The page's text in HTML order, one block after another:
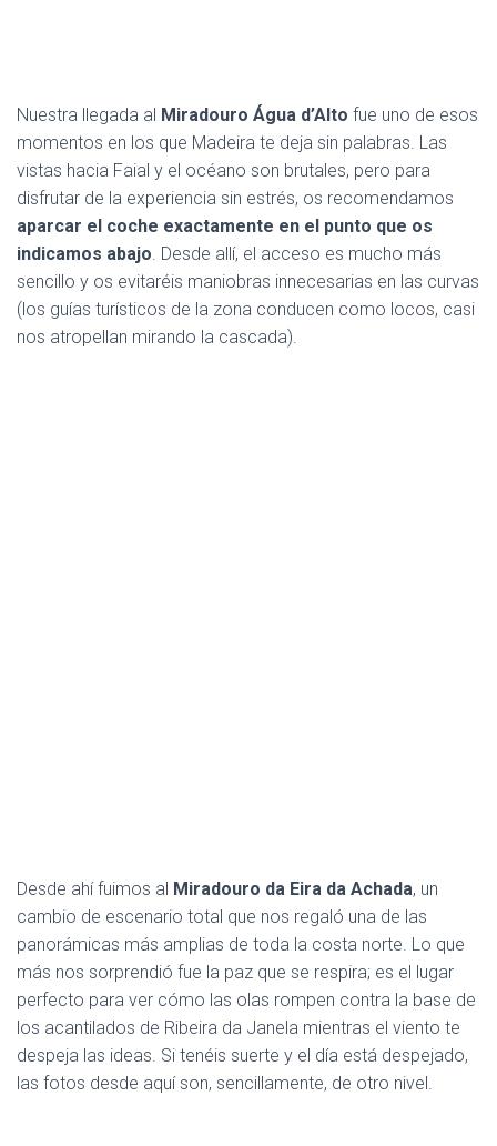
Nuestra llegada al Miradouro Água d’Alto fue uno de esos
momentos en los que Madeira te deja sin palabras. Las
vistas hacia Faial y el océano son brutales, pero para
disfrutar de la experiencia sin estrés, os recomendamos
aparcar el coche exactamente en el punto que os
indicamos abajo. Desde allí, el acceso es mucho más
sencillo y os evitaréis maniobras innecesarias en las curvas
(los guías turísticos de la zona conducen como locos, casi
nos atropellan mirando la cascada).
Desde ahí fuimos al Miradouro da Eira da Achada, un
cambio de escenario total que nos regaló una de las
panorámicas más amplias de toda la costa norte. Lo que
más nos sorprendió fue la paz que se respira; es el lugar
perfecto para ver cómo las olas rompen contra la base de
los acantilados de Ribeira da Janela mientras el viento te
despeja las ideas. Si tenéis suerte y el día está despejado,
las fotos desde aquí son, sencillamente, de otro nivel.